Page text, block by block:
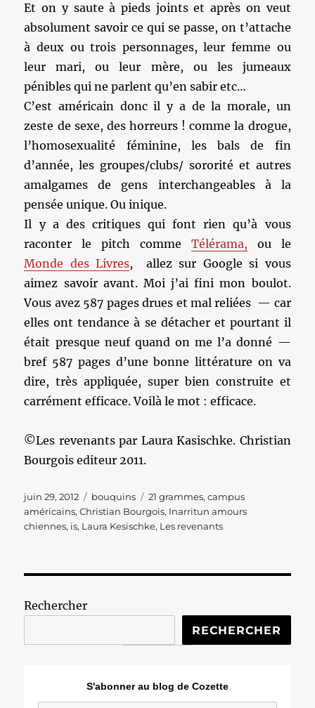
Et on y saute à pieds joints et après on veut
absolument savoir ce qui se passe, on t’attache
à deux ou trois personnages, leur femme ou
leur mari, ou leur mère, ou les jumeaux
pénibles qui ne parlent qu’en sabir etc…
C’est américain donc il y a de la morale, un
zeste de sexe, des horreurs ! comme la drogue,
l’homosexualité féminine, les bals de fin
d’année, les groupes/clubs/ sororité et autres
amalgames de gens interchangeables à la
pensée unique. Ou inique.
Il y a des critiques qui font rien qu’à vous
raconter le pitch comme Télérama, ou le
Monde des Livres, allez sur Google si vous
aimez savoir avant. Moi j’ai fini mon boulot.
Vous avez 587 pages drues et mal reliées — car
elles ont tendance à se détacher et pourtant il
était presque neuf quand on me l’a donné —
bref 587 pages d’une bonne littérature on va
dire, très appliquée, super bien construite et
carrément efficace. Voilà le mot : efficace.
©Les revenants par Laura Kasischke. Christian
Bourgois editeur 2011.
Publié
le
juin 29, 2012 Catégories
bouquins Étiquettes
21 grammes,campus
américains,Christian Bourgois, Inarritun amours
chiennes, is, Laura Kesischke, Les revenants
Rechercher
RECHERCHER
S'abonner au blog de Cozette